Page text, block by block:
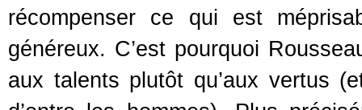
récompenser ce qui est
généreux. C’est pourquoi
aux talents plutôt qu’aux vertus